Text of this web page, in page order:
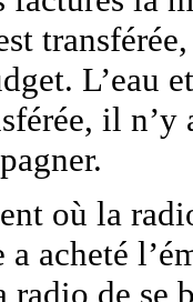
L’eau
il
où la
a acheté
radio de se